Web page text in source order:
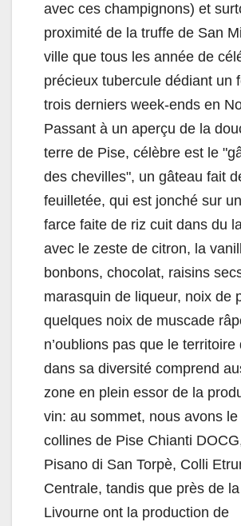
avec ces champignons) et
proximité de la truffe de San
ville que tous les année de
précieux tubercule dédiant un
trois derniers week-ends en
Passant à un aperçu de la
terre de Pise, célèbre est le
des chevilles", un gâteau fait
feuilletée, qui est jonché sur
farce faite de riz cuit dans du
avec le zeste de citron, la
bonbons, chocolat, raisins
marasquin de liqueur, noix de
quelques noix de muscade
n’oublions pas que le territoire
dans sa diversité comprend
zone en plein essor de la
vin: au sommet, nous avons
collines de Pise Chianti
Pisano di San Torpè, Colli
Centrale, tandis que près de
Livourne ont la production de